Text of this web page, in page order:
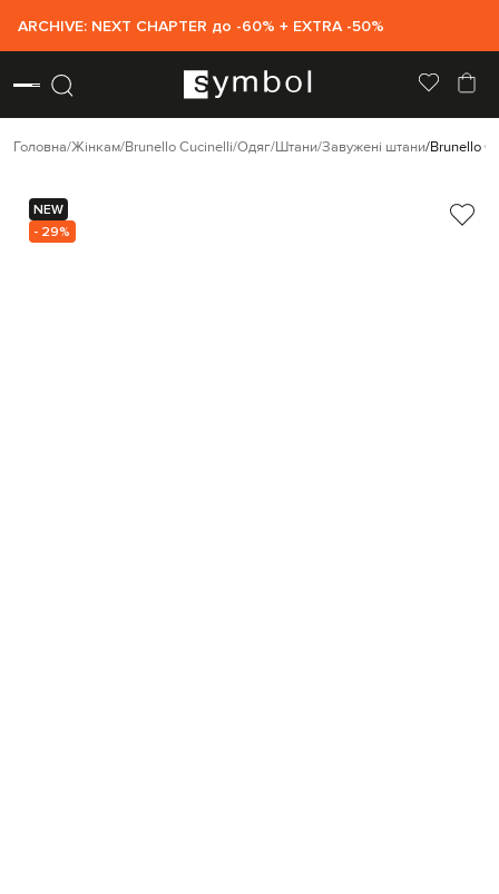
ARCHIVE: NEXT CHAPTER до -60% + EXTRA -50%
Головна Жінкам Brunello Cucinelli Одяг Штани Завужені штани Brunello
NEW
- 29%